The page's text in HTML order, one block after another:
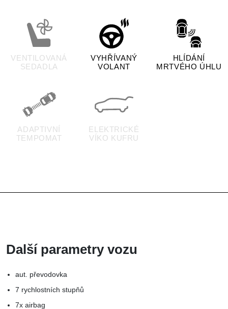
VENTILOVANÁ
SEDADLA
VYHŘÍVANÝ
VOLANT
HLÍDÁNÍ
MRTVÉHO ÚHLU
ADAPTIVNÍ
TEMPOMAT
ELEKTRICKÉ
VÍKO KUFRU
Další parametry vozu
aut. převodovka
7 rychlostních stupňů
7x airbag